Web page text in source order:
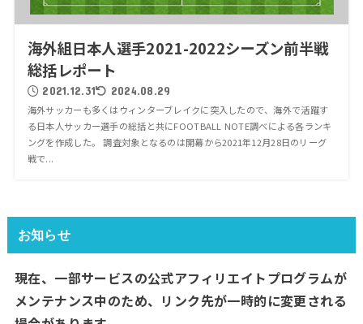
海外組日本人選手2021-2022シーズン前半戦
総括レポート
2021.12.31
2024.08.29
海外サッカーも多くはウィンターブレイクに突入したので、海外で活躍す
る日本人サッカー選手の総括と共にFOOTBALL NOTE調べによる各ランキ
ングを作成した。 調査対象となるのは開幕から2021年12月28日のリーグ
戦で...
お知らせ
現在、一部サービスの公式アフィリエイトプログラムが
メンテナンス中のため、リンク先が一時的に変更される